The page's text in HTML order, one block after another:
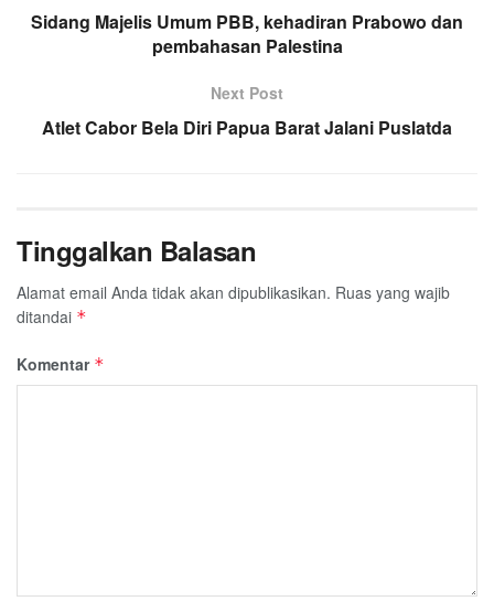
Sidang Majelis Umum PBB, kehadiran Prabowo dan
pembahasan Palestina
Next Post
Atlet Cabor Bela Diri Papua Barat Jalani Puslatda
Tinggalkan Balasan
Alamat email Anda tidak akan dipublikasikan. Ruas yang wajib
ditandai *
Komentar *